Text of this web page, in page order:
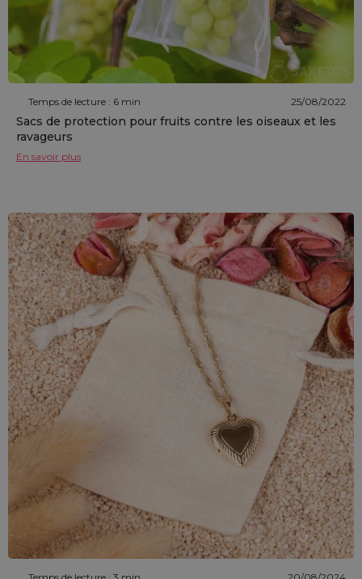
Temps de lecture : 6 min 25/08/2022
Sacs de protection pour fruits contre les oiseaux et les
ravageurs
En savoir plus